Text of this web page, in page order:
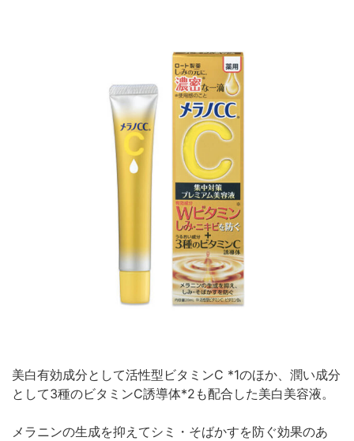
美白有効成分として活性型ビタミンC *1のほか、潤い成分
として3種のビタミンC誘導体*2も配合した美白美容液。
メラニンの生成を抑えてシミ・そばかすを防ぐ効果のあ